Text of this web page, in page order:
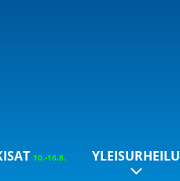
10.-16.8. YLEISURHEILU